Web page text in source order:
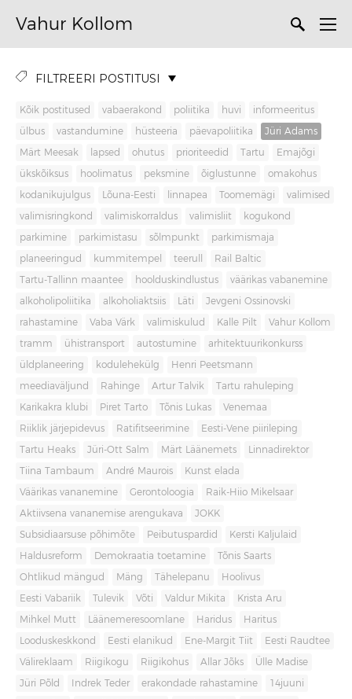
Vahur Kollom
FILTREERI POSTITUSI
Kõik postitused vabaerakond poliitika huvi informeeritus
ülbus vastandumine hüsteeria päevapoliitika Jüri Adams
Märt Meesak lapsed ohutus prioriteedid Tartu Emajõgi
ükskõiksus hoolimatus peksmine õiglustunne omakohus
kodanikujulgus Lõuna-Eesti linnapea Toomemägi valimised
valimisringkond valimiskorraldus valimisliit kogukond
parkimine parkimistasu sõlmpunkt parkimismaja
planeeringud kummitempel teerull Rail Baltic
Tartu-Tallinn maantee hoolduskindlustus väärikas vabanemine
alkoholipoliitika alkoholiaktsiis Läti Jevgeni Ossinovski
rahastamine Vaba Värk valimiskulud Kalle Pilt Vahur Kollom
tramm ühistransport autostumine arhitektuurikonkurss
üldplaneering kodulehekülg Henri Peetsmann
meediaväljund Rahinge Artur Talvik Tartu rahuleping
Karikakra klubi Piret Tarto Tõnis Lukas Venemaa
Riiklik järjepidevus Ratifitseerimine Eesti-Vene piirileping
Tartu Heaks Jüri-Ott Salm Märt Läänemets Linnadirektor
Tiina Tambaum André Maurois Kunst elada
Väärikas vananemine Gerontoloogia Raik-Hiio Mikelsaar
Aktiivsena vananemise arengukava JOKK
Subsidiaarsuse põhimõte Peibutuspardid Kersti Kaljulaid
Haldusreform Demokraatia toetamine Tõnis Saarts
Ohtlikud mängud Mäng Tähelepanu Hoolivus
Eesti Vabariik Tulevik Võti Valdur Mikita Krista Aru
Mihkel Mutt Läänemeresoomlane Haridus Haritus
Looduskeskkond Eesti elanikud Ene-Margit Tiit Eesti Raudtee
Välireklaam Riigikogu Riigikohus Allar Jõks Ülle Madise
Jüri Põld Indrek Teder erakondade rahastamine 14juuni